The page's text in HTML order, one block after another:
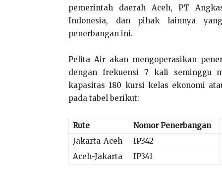
pemerintah daerah Aceh, PT
Indonesia, dan pihak lainnya
penerbangan ini.
Pelita Air akan mengoperasikan
dengan frekuensi 7 kali seminggu
kapasitas 180 kursi kelas ekonomi
pada tabel berikut:
Rute
Nomor Penerbangan
Jakarta-Aceh
IP342
Aceh-Jakarta
IP341